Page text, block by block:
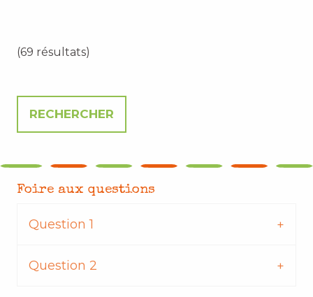
(69 résultats)
Foire aux questions
Question 1
Question 2